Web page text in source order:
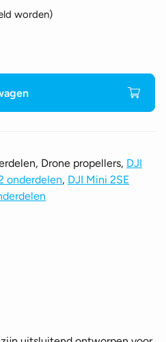
worden)
Drone propellers, DJI
onderdelen, DJI Mini 2SE